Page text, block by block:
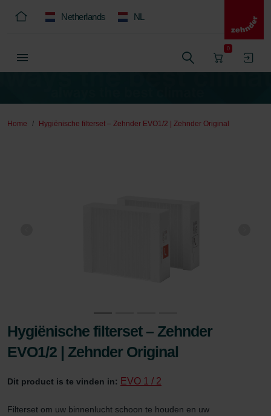
Netherlands NL
0
Home Hygiënische filterset – Zehnder EVO1/2 | Zehnder Original
Hygiënische filterset – Zehnder
EVO1/2 | Zehnder Original
Dit product is te vinden in: EVO 1 / 2
Filterset om uw binnenlucht schoon te houden en uw